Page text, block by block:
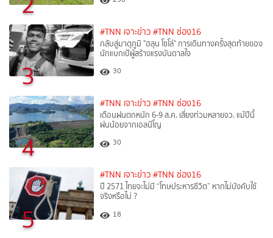
3
#TNN เจาะข่าว #TNN ช่อง16
กลับสู่มาตุภูมิ "ฮลุน โซโล่" การเดินทางครั้งสุดท้ายของ
นักแบกเป้ผู้สร้างแรงบันดาลใจ
30
4
#TNN เจาะข่าว #TNN ช่อง16
เตือนฝนตกหนัก 6-9 ส.ค. เสี่ยงท่วมหลายจว. แม้ปีนี้
ฝนน้อยจากเอลนีโญ
30
5
#TNN เจาะข่าว #TNN ช่อง16
ปี 2571 ไทยจะไม่มี “โทษประหารชีวิต” หากไม่บังคับใช้
จริงหรือไม่ ?​
18